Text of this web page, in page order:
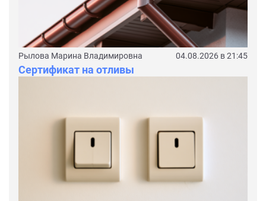
Рылова Марина Владимировна 04.08.2026 в 21:45
Сертификат на отливы